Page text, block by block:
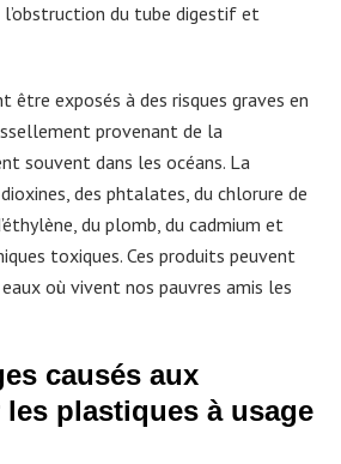
du tube digestif et
être exposés à des risques graves en
provenant de la
souvent dans les océans. La
des phtalates, du chlorure de
du plomb, du cadmium et
toxiques. Ces produits peuvent
où vivent nos pauvres amis les
causés aux
plastiques à usage